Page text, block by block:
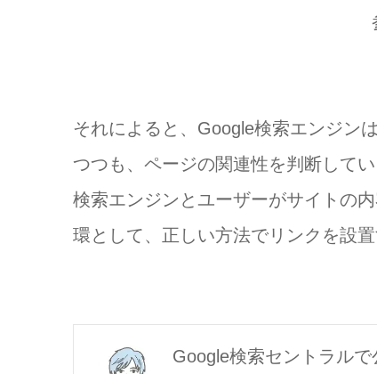
それによると、Google検索エンジン
つつも、ページの関連性を判断して
検索エンジンとユーザーがサイトの
環として、正しい方法でリンクを設
Google検索セントラル